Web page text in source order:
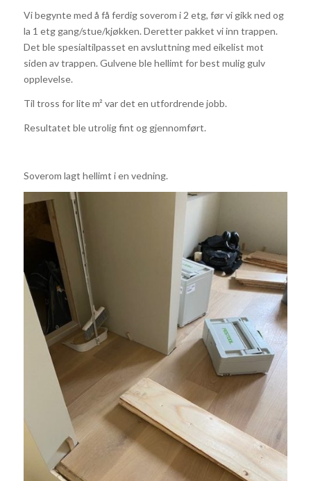
Vi begynte med å få ferdig soverom i 2 etg, før vi gikk ned og
la 1 etg gang/stue/kjøkken. Deretter pakket vi inn trappen.
Det ble spesialtilpasset en avsluttning med eikelist mot
siden av trappen. Gulvene ble hellimt for best mulig gulv
opplevelse.
Til tross for lite m² var det en utfordrende jobb.
Resultatet ble utrolig fint og gjennomført.
Soverom lagt hellimt i en vedning.